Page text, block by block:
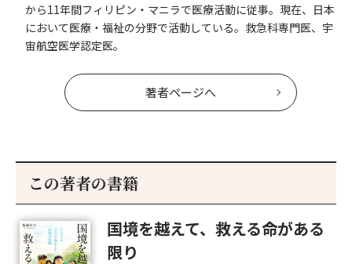
から11年間フィリピン・マニラで医療活動に従事。現在、日本
において医療・福祉の分野で活動している。救急科専門医、宇
宙航空医学認定医。
著者ページへ
この著者の書籍
国境を越えて、救える命がある
限り